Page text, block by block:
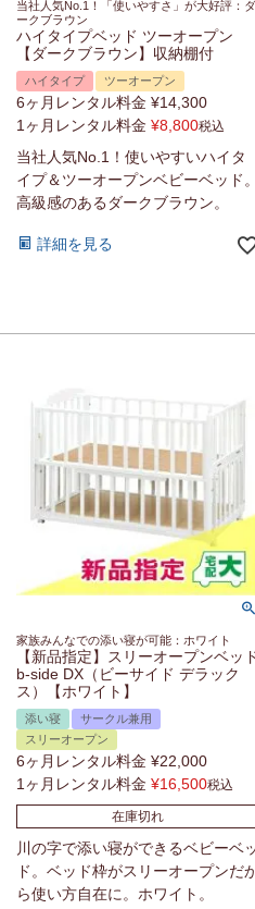
当社人気No.1！「使いやすさ」が大好評：ダ
ークブラウン
ハイタイプベッド ツーオープン
【ダークブラウン】収納棚付
ハイタイプ ツーオープン
6ヶ月レンタル料金 ¥14,300
1ヶ月レンタル料金 ¥8,800税込
当社人気No.1！使いやすいハイタ
イプ＆ツーオープンベビーベッド。
高級感のあるダークブラウン。
詳細を見る
家族みんなでの添い寝が可能：ホワイト
【新品指定】スリーオープンベッ
b-side DX（ビーサイド デラック
ス）【ホワイト】
添い寝
サークル兼用
スリーオープン
6ヶ月レンタル料金 ¥22,000
1ヶ月レンタル料金 ¥16,500税込
在庫切れ
川の字で添い寝ができるベビーベ
ド。ベッド枠がスリーオープンだ
ら使い方自在に。ホワイト。